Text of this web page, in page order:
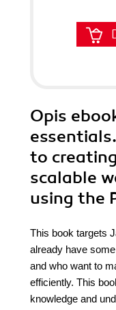
Opis
to
scalable
using the
This book targets
already have
and who want to
efficiently. This
knowledge and